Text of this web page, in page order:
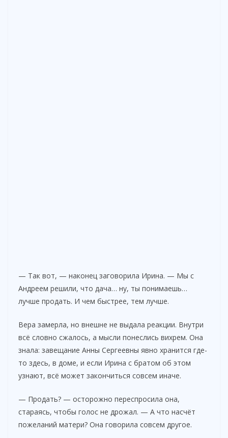
— Так вот, — наконец заговорила Ирина. — Мы с
Андреем решили, что дача… ну, ты понимаешь…
лучше продать. И чем быстрее, тем лучше.
Вера замерла, но внешне не выдала реакции. Внутри
всё словно сжалось, а мысли понеслись вихрем. Она
знала: завещание Анны Сергеевны явно хранится где-
то здесь, в доме, и если Ирина с братом об этом
узнают, всё может закончиться совсем иначе.
— Продать? — осторожно переспросила она,
стараясь, чтобы голос не дрожал. — А что насчёт
пожеланий матери? Она говорила совсем другое.